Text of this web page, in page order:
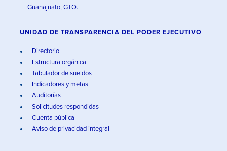
Guanajuato, GTO.
UNIDAD DE TRANSPARENCIA DEL PODER EJECUTIVO
Directorio
Estructura orgánica
Tabulador de sueldos
Indicadores y metas
Auditorías
Solicitudes respondidas
Cuenta pública
Aviso de privacidad integral